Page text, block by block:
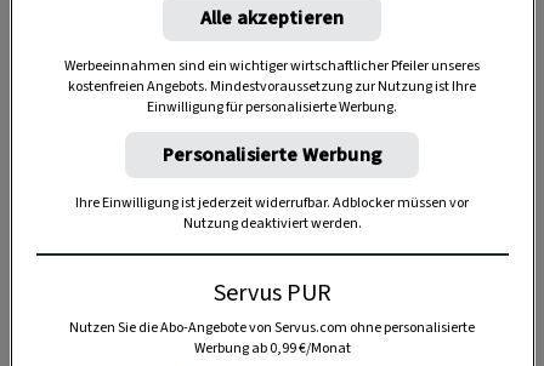
Anzeige
Alle akzeptieren
Werbeeinnahmen sind ein wichtiger wirtschaftlicher Pfeiler unseres
kostenfreien Angebots. Mindestvoraussetzung zur Nutzung ist Ihre
Einwilligung für personalisierte Werbung.
Personalisierte Werbung
Ihre Einwilligung ist jederzeit widerrufbar. Adblocker müssen vor
Nutzung deaktiviert werden.
Servus PUR
Nutzen Sie die Abo-Angebote von Servus.com ohne personalisierte
Werbung ab 0,99 €/Monat